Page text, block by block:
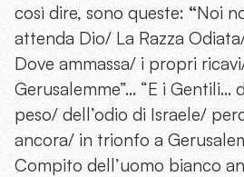
così dire, sono queste: “Noi
attenda Dio/ La Razza
Dove ammassa/ i propri
Gerusalemme”… “E i Gentili…
peso/ dell’odio di Israele/
ancora/ in trionfo a
Compito dell’uomo bianco